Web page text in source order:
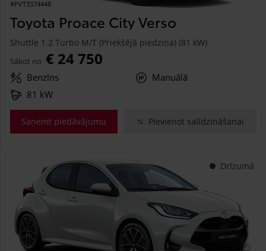
#PVT3374448
Toyota Proace City Verso
Shuttle 1.2 Turbo M/T (Priekšējā piedziņa) (81 kW)
Sākot no € 24 750
Benzīns
Manuālā
81 kW
Saņemt piedāvājumu Pievienot salīdzināšanai
Drīzumā